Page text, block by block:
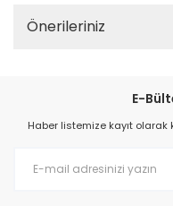
Önerileriniz
E-
Haber listemize kayıt